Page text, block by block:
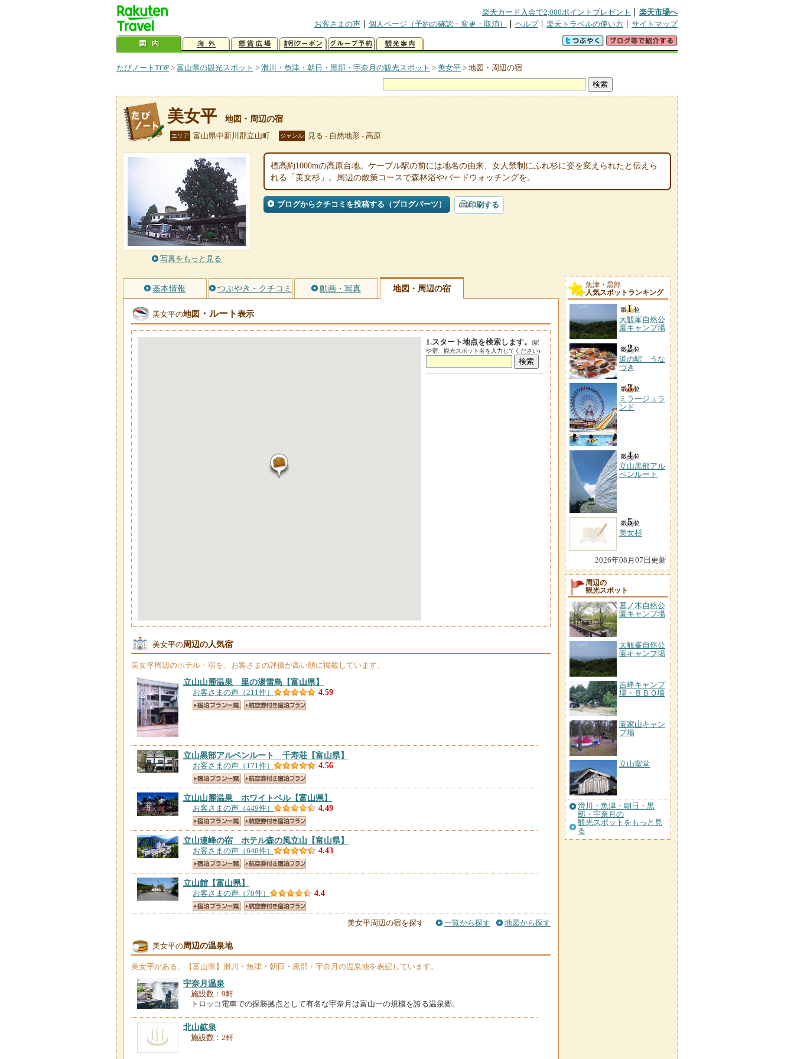
楽天カード入会で2,000ポイントプレゼント
楽天市場へ
お客さまの声
個人ページ（予約の確認・変更・取消） ヘルプ 楽天トラベルの使い方 サイトマップ
たびノートTOP > 富山県の観光スポット > 滑川・魚津・朝日・黒部・宇奈月の観光スポット > 美女平 > 地図・周辺の宿
美女平 地図・周辺の宿
エリア 富山県中新川郡立山町 ジャンル 見る - 自然地形 - 高原
写真をもっと見る
標高約1000mの高原台地。ケーブル駅の前には地名の由来、女人禁制にふれ杉に姿を変えられたと伝えら
れる「美女杉」。周辺の散策コースで森林浴やバードウォッチングを。
ブログからクチコミを投稿する（ブログパーツ） 印刷する
基本情報 つぶやき・クチコミ 動画・写真 地図・周辺の宿
美女平の地図 ・ルート表示
1.スタート地点を検索します。
(駅
や宿、観光スポット名を入力してください)
美女平の周辺の人気宿
美女平周辺のホテル・宿を、お客さまの評価が高い順に掲載しています。
立山山麓温泉 里の湯雷鳥 【富山県】
お客さまの声（211件） 4.59
立山黒部アルペンルート 千寿荘 【富山県】
お客さまの声（171件） 4.56
立山山麓温泉 ホワイトベル【富山県】
お客さまの声（449件） 4.49
立山連峰の宿 ホテル森の風立山 【富山県】
お客さまの声（640件） 4.43
立山館 【富山県】
お客さまの声（70件） 4.4
立山山麓温泉 ペンション愛花夢＜富山県＞【富山県】
お客さまの声（68件）
お客さまの声（811件）
美女平周辺の宿を探す 一覧から探す 地図から探す
美女平の周辺の温泉地
美女平がある、【富山県】滑川・魚津・朝日・黒部・宇奈月の温泉地を表記しています。
宇奈月温泉
施設数：9軒
トロッコ電車での探勝拠点として有名な宇奈月は富山一の規模を誇る温泉郷。
北山鉱泉
施設数：2軒
魚津・黒部
人気スポットランキング
大観峯自然公
園キャンプ場
道の駅 うな
づき
ミラージュラ
ンド
立山黒部アル
ペンルート
美女杉
2026年08月07日更新
周辺の
観光スポット
墓ノ木自然公
園キャンプ場
大観峯自然公
園キャンプ場
吉峰キャンプ
場・ＢＢＱ場
園家山キャン
プ場
立山室堂
滑川・魚津・朝日・黒
部・宇奈月の
観光スポットをもっと見
る